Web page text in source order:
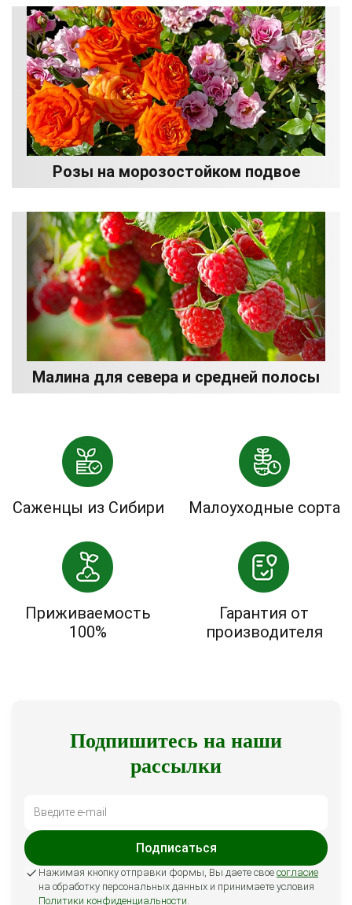
Розы на морозостойком подвое
Малина для севера и средней полосы
Саженцы из Сибири Малоуходные сорта
Приживаемость
100%
Гарантия от
производителя
Подпишитесь на наши
рассылки
Подписаться
Нажимая кнопку отправки формы, Вы даете свое согласие
на обработку персональных данных и принимаете условия
Политики конфиденциальности.